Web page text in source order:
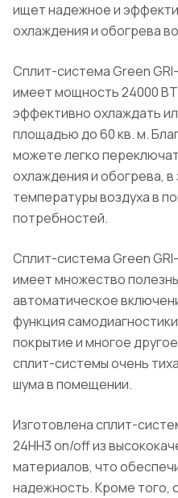
ищет надежное и
охлаждения и обогрева
Сплит-система Green
имеет мощность 24000
эффективно охлаждать
площадью до 60 кв. м.
можете легко
охлаждения и обогрева,
температуры воздуха в
потребностей.
Сплит-система Green
имеет множество
автоматическое
функция
покрытие и многое
сплит-системы очень
шума в помещении.
Изготовлена сплит-
24HH3 on/off из
материалов, что
надежность. Кроме того,